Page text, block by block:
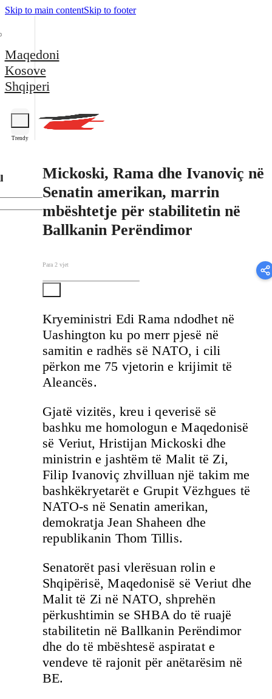
Skip to main contentSkip to footer
Maqedoni
Kosove
Shqiperi
Trendy
Mickoski, Rama dhe Ivanoviç në
Senatin amerikan, marrin
mbështetje për stabilitetin në
Ballkanin Perëndimor
Para 2 vjet
Kryeministri Edi Rama ndodhet në
Uashington ku po merr pjesë në
samitin e radhës së NATO, i cili
përkon me 75 vjetorin e krijimit të
Aleancës.
Gjatë vizitës, kreu i qeverisë së
bashku me homologun e Maqedonisë
së Veriut, Hristijan Mickoski dhe
ministrin e jashtëm të Malit të Zi,
Filip Ivanoviç zhvilluan një takim me
bashkëkryetarët e Grupit Vëzhgues të
NATO-s në Senatin amerikan,
demokratja Jean Shaheen dhe
republikanin Thom Tillis.
Senatorët pasi vlerësuan rolin e
Shqipërisë, Maqedonisë së Veriut dhe
Malit të Zi në NATO, shprehën
përkushtimin se SHBA do të ruajë
stabilitetin në Ballkanin Perëndimor
dhe do të mbështesë aspiratat e
vendeve të rajonit për anëtarësim në
BE.